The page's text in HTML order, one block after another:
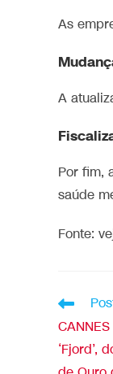
As
A
Por fim,
saúde
Fonte:
‘Fjord’,